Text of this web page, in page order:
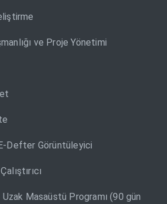
ve Proje Yönetimi
Defter Görüntüleyici
Masaüstü Programı (90 gün